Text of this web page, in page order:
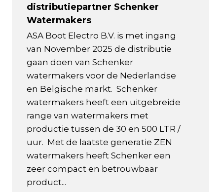
distributiepartner Schenker
Watermakers
ASA Boot Electro B.V. is met ingang
van November 2025 de distributie
gaan doen van Schenker
watermakers voor de Nederlandse
en Belgische markt. Schenker
watermakers heeft een uitgebreide
range van watermakers met
productie tussen de 30 en 500 LTR /
uur. Met de laatste generatie ZEN
watermakers heeft Schenker een
zeer compact en betrouwbaar
product...